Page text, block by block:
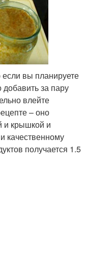
если вы планируете
добавить за пару
влейте
– оно
и крышкой и
качественному
получается 1.5